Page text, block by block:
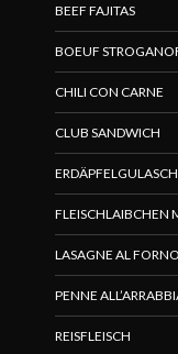
BEEF FAJITAS
BOEUF
CHILI CON CARNE
CLUB SANDWICH
ERDÄPFELGULASCH
FLEISCHLAIBCHEN
LASAGNE AL FORNO
PENNE
REISFLEISCH